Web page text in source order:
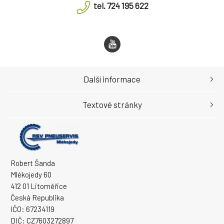
tel. 724 195 622
Robert Šanda
Mlékojedy 60
412 01 Litoměřice
Česká Republika
IČO: 67234119
DIČ: CZ7603272897
Další informace
Textové stránky